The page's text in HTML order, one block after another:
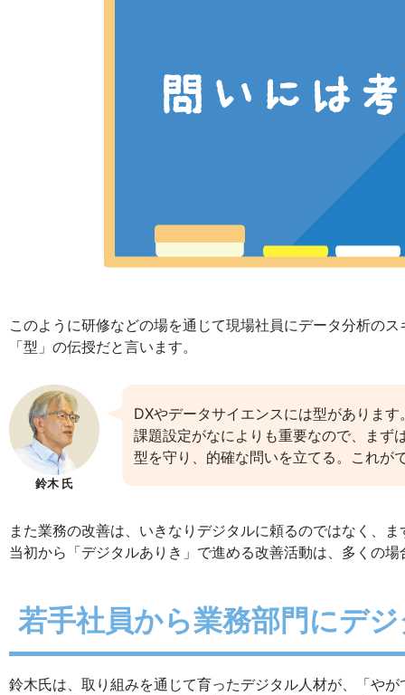
このように研修などの場を通じて現場社員にデータ分析の
「型」の伝授だと言います。
鈴木 氏
DXやデータサイエンスには型があります
課題設定がなによりも重要なので、まず
型を守り、的確な問いを立てる。これが
また業務の改善は、いきなりデジタルに頼るのではなく、
当初から「デジタルありき」で進める改善活動は、多くの
若手社員から業務部門にデ
鈴木氏は、取り組みを通じて育ったデジタル人材が、「や